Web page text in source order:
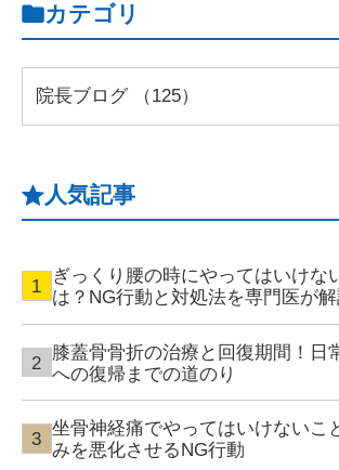
カテゴリ
院長ブログ （125）
人気記事
ぎっくり腰の時にやってはいけな
は？NG行動と対処法を専門医が解
膝蓋骨骨折の治療と回復期間！日
への復帰までの道のり
坐骨神経痛でやってはいけないこ
みを悪化させるNG行動